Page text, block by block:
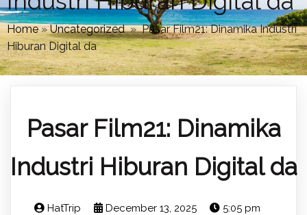
Home»Uncategorized » Pasar Film21: Dinamika Industri
Hiburan Digital da
Pasar Film21: Dinamika
Industri Hiburan Digital da
HatTrip December 13, 2025 5:05 pm